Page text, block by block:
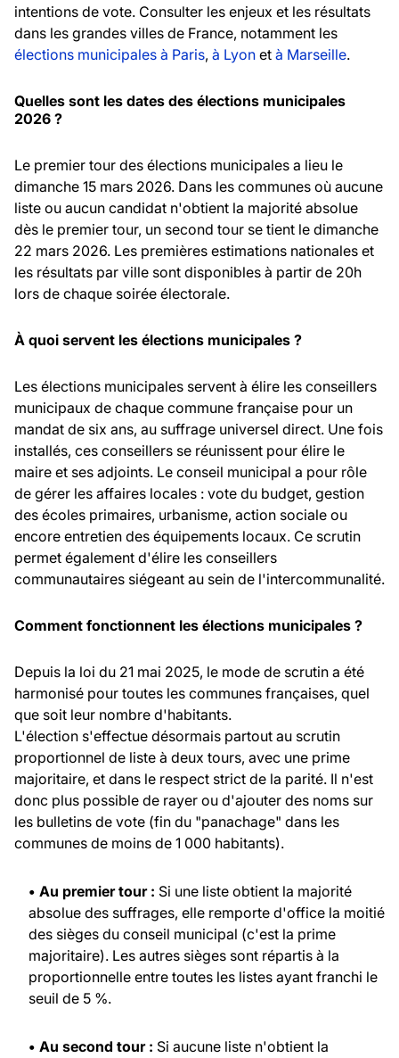
intentions de vote. Consulter les enjeux et les résultats
dans les grandes villes de France, notamment les
élections municipales à Paris, à Lyon et à Marseille.
Quelles sont les dates des élections municipales
2026 ?
Le premier tour des élections municipales a lieu le
dimanche 15 mars 2026. Dans les communes où aucune
liste ou aucun candidat n'obtient la majorité absolue
dès le premier tour, un second tour se tient le dimanche
22 mars 2026. Les premières estimations nationales et
les résultats par ville sont disponibles à partir de 20h
lors de chaque soirée électorale.
À quoi servent les élections municipales ?
Les élections municipales servent à élire les conseillers
municipaux de chaque commune française pour un
mandat de six ans, au suffrage universel direct. Une fois
installés, ces conseillers se réunissent pour élire le
maire et ses adjoints. Le conseil municipal a pour rôle
de gérer les affaires locales : vote du budget, gestion
des écoles primaires, urbanisme, action sociale ou
encore entretien des équipements locaux. Ce scrutin
permet également d'élire les conseillers
communautaires siégeant au sein de l'intercommunalité.
Comment fonctionnent les élections municipales ?
Depuis la loi du 21 mai 2025, le mode de scrutin a été
harmonisé pour toutes les communes françaises, quel
que soit leur nombre d'habitants.
L'élection s'effectue désormais partout au scrutin
proportionnel de liste à deux tours, avec une prime
majoritaire, et dans le respect strict de la parité. Il n'est
donc plus possible de rayer ou d'ajouter des noms sur
les bulletins de vote (fin du "panachage" dans les
communes de moins de 1 000 habitants).
• Au premier tour : Si une liste obtient la majorité
absolue des suffrages, elle remporte d'office la moitié
des sièges du conseil municipal (c'est la prime
majoritaire). Les autres sièges sont répartis à la
proportionnelle entre toutes les listes ayant franchi le
seuil de 5 %.
• Au second tour : Si aucune liste n'obtient la